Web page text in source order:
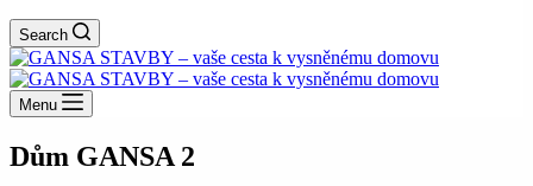
Search
Menu
Dům GANSA 2